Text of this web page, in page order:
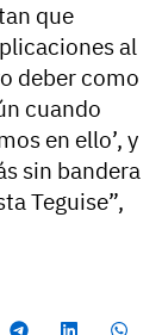
que
al
deber como
cuando
en ello’, y
sin bandera
Teguise”,